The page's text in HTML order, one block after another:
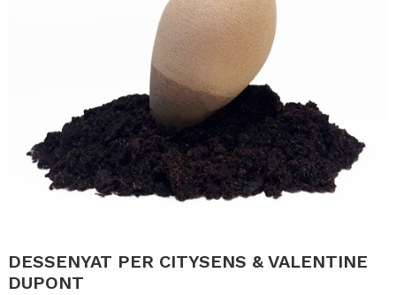
DESSENYAT PER CITYSENS & VALENTINE
DUPONT